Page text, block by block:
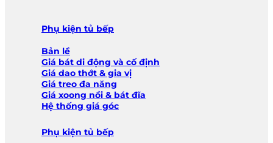
Phụ kiện tủ bếp
Bản lề
Giá bát di động và cố định
Giá dao thớt & gia vị
Giá treo đa năng
Giá xoong nồi & bát đĩa
Hệ thống giá góc
Phụ kiện tủ bếp